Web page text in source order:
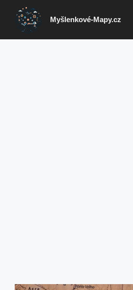
Přeskočit
obsah
Myšlenkové-Mapy.cz